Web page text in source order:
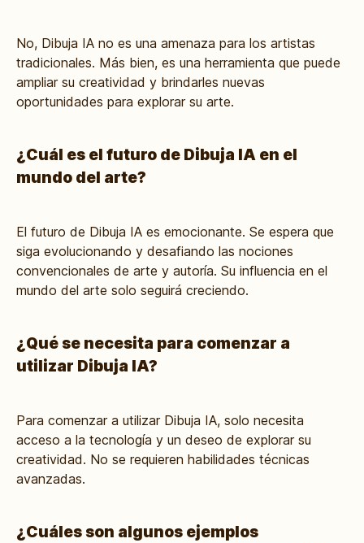
No, Dibuja IA no es una amenaza para los artistas
tradicionales. Más bien, es una herramienta que puede
ampliar su creatividad y brindarles nuevas
oportunidades para explorar su arte.
¿Cuál es el futuro de Dibuja IA en el
mundo del arte?
El futuro de Dibuja IA es emocionante. Se espera que
siga evolucionando y desafiando las nociones
convencionales de arte y autoría. Su influencia en el
mundo del arte solo seguirá creciendo.
¿Qué se necesita para comenzar a
utilizar Dibuja IA?
Para comenzar a utilizar Dibuja IA, solo necesita
acceso a la tecnología y un deseo de explorar su
creatividad. No se requieren habilidades técnicas
avanzadas.
¿Cuáles son algunos ejemplos